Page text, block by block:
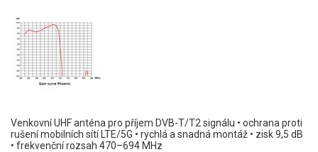
Venkovní UHF anténa pro příjem DVB-T/T2 signálu • ochrana proti
rušení mobilních sítí LTE/5G • rychlá a snadná montáž • zisk 9,5 dB
• frekvenční rozsah 470–694 MHz